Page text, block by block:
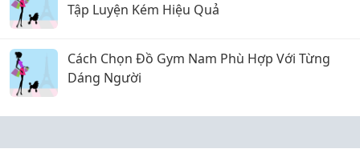
Tập Luyện Kém Hiệu Quả
Cách Chọn Đồ Gym Nam Phù Hợp Với Từng
Dáng Người